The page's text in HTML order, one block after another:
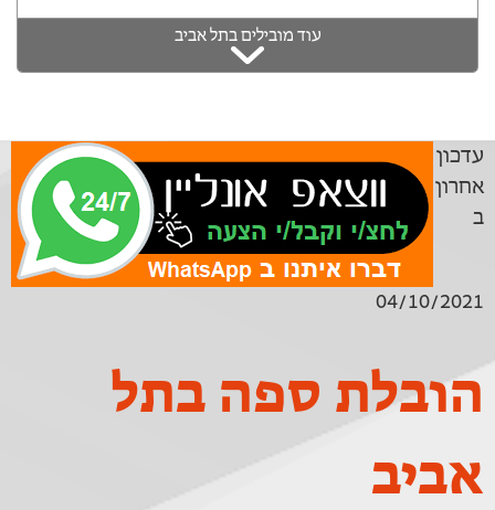
עוד מובילים בתל אביב
עדכון
אחרון
ב
04/10/2021
הובלת ספה בתל
אביב